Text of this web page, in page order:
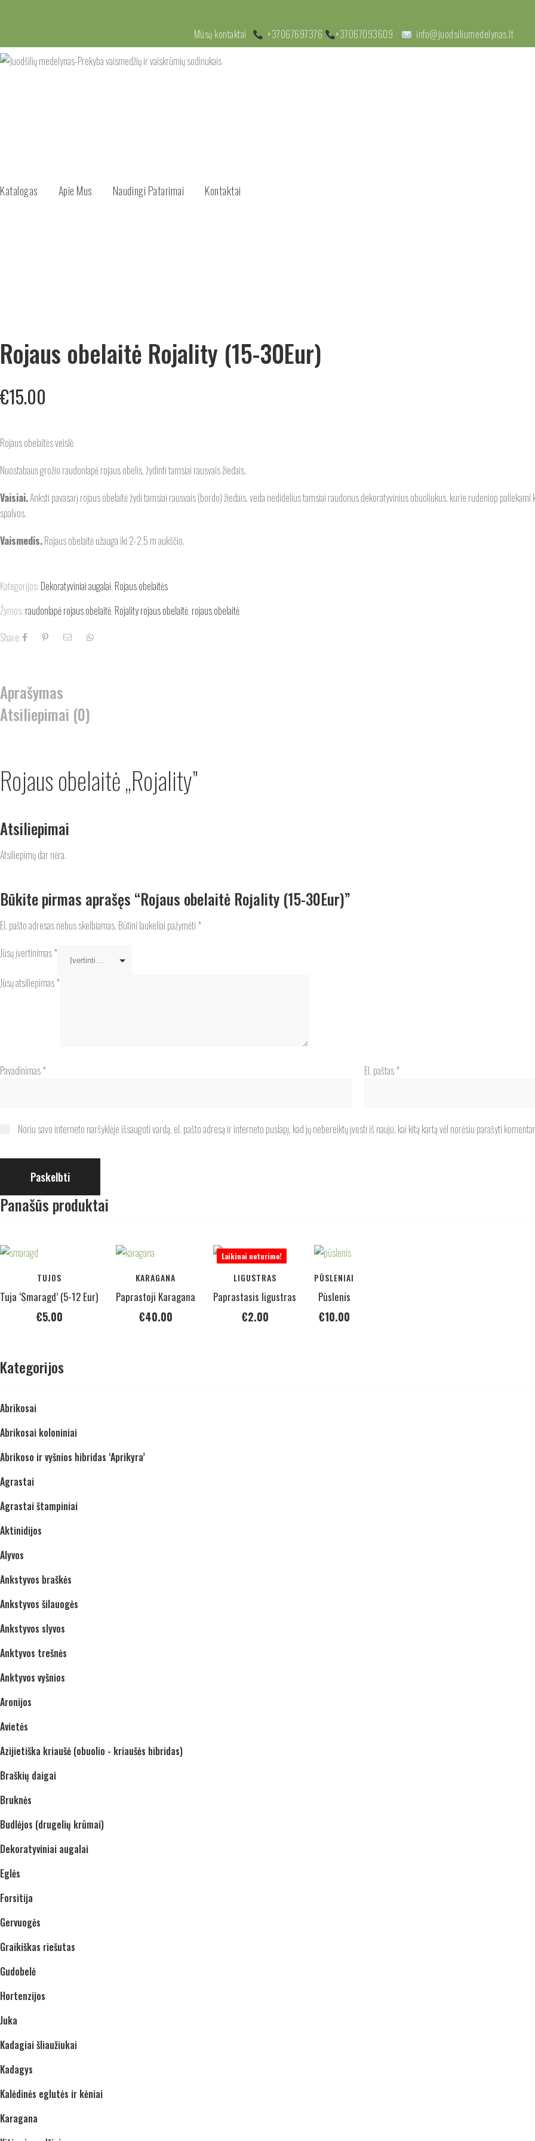
Mūsų kontaktai +37067697376 +37067093609 info@juodsiliumedelynas.lt
Katalogas Apie Mus Naudingi Patarimai Kontaktai
Rojaus obelaitė Rojality (15-30Eur)
€15.00
Rojaus obelaitės veislė
Nuostabaus grožio raudonlapė rojaus obelis, žydinti tamsiai rausvais žiedais.
Vaisiai.Anksti pavasarį rojaus obelaitė žydi tamsiai rausvais (bordo) žiedais, veda nedidelius tamsiai raudonus dekoratyvinius obuoliukus, kurie rudeniop
spalvos.
Vaismedis.Rojaus obelaitė užauga iki 2-2,5 m aukščio.
Kategorijos: Dekoratyviniai augalai, Rojaus obelaitės
Žymos: raudonlapė rojaus obelaitė, Rojality rojaus obelaitė, rojaus obelaitė
Share:
Aprašymas
Atsiliepimai (0)
Rojaus obelaitė „Rojality”
Atsiliepimai
Atsiliepimų dar nėra.
Būkite pirmas aprašęs “Rojaus obelaitė Rojality (15-30Eur)”
El. pašto adresas nebus skelbiamas. Būtini laukeliai pažymėti *
Jūsų įvertinimas*
Jūsų atsiliepimas*
Pavadinimas* El. paštas*
Noriu savo interneto naršyklėje išsaugoti vardą, el. pašto adresą ir interneto puslapį, kad jų nebereiktų įvesti iš naujo, kai kitą kartą vėl norėsiu parašyti
Panašūs produktai
TUJOS
Tuja ‘Smaragd’ (5-12 Eur)
€5.00
KARAGANA
Paprastoji Karagana
€40.00
Laikinai neturime!
LIGUSTRAS
Paprastasis ligustras
€2.00
PŪSLENIAI
Pūslenis
€10.00
Kategorijos
Abrikosai
Abrikosai koloniniai
Abrikoso ir vyšnios hibridas ‘Aprikyra’
Agrastai
Agrastai štampiniai
Aktinidijos
Alyvos
Ankstyvos braškės
Ankstyvos šilauogės
Ankstyvos slyvos
Anktyvos trešnės
Anktyvos vyšnios
Aronijos
Avietės
Azijietiška kriaušė (obuolio - kriaušės hibridas)
Braškių daigai
Bruknės
Budlėjos (drugelių krūmai)
Dekoratyviniai augalai
Eglės
Forsitija
Gervuogės
Graikiškas riešutas
Gudobelė
Hortenzijos
Juka
Kadagiai šliaužiukai
Kadagys
Kalėdinės eglutės ir kėniai
Karagana